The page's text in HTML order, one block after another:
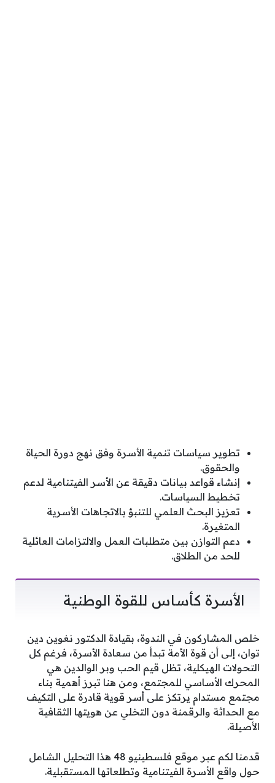
تطوير سياسات تنمية الأسرة وفق نهج دورة الحياة
والحقوق.
إنشاء قواعد بيانات دقيقة عن الأسر الفيتنامية لدعم
تخطيط السياسات.
تعزيز البحث العلمي للتنبؤ بالاتجاهات الأسرية
المتغيرة.
دعم التوازن بين متطلبات العمل والالتزامات العائلية
للحد من الطلاق.
الأسرة كأساس للقوة الوطنية
خلص المشاركون في الندوة، بقيادة الدكتور نغوين دين
توان، إلى أن قوة الأمة تبدأ من سعادة الأسرة، فرغم كل
التحولات الهيكلية، تظل قيم الحب وبر الوالدين هي
المحرك الأساسي للمجتمع، ومن هنا تبرز أهمية بناء
مجتمع مستدام يرتكز على أسر قوية قادرة على التكيف
مع الحداثة والرقمنة دون التخلي عن هويتها الثقافية
الأصيلة.
قدمنا لكم عبر موقع فلسطينيو 48 هذا التحليل الشامل
حول واقع الأسرة الفيتنامية وتطلعاتها المستقبلية.